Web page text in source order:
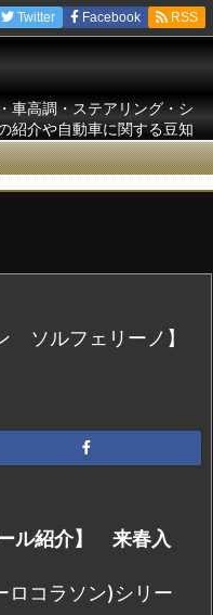
Twitter Facebook RSS
車高調・ステアリング・シ
紹介や自動車に関する豆知
ソルフェリーノ】
ル紹介】 来春入
ロコラソン)シリー